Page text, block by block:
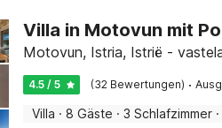
Villa in Motovun mit
Motovun, Istria, Istrië -
4.5 / 5 (32 Bewertungen) ·
Villa · 8 Gäste · 3 Schlafzimmer ·